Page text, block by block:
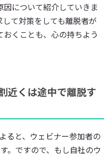
について紹介していきま
て対策をしても離脱者が
くことも、心の持ちよう
近くは途中で離脱す
ると、ウェビナー参加者の
。ですので、もし自社のウ